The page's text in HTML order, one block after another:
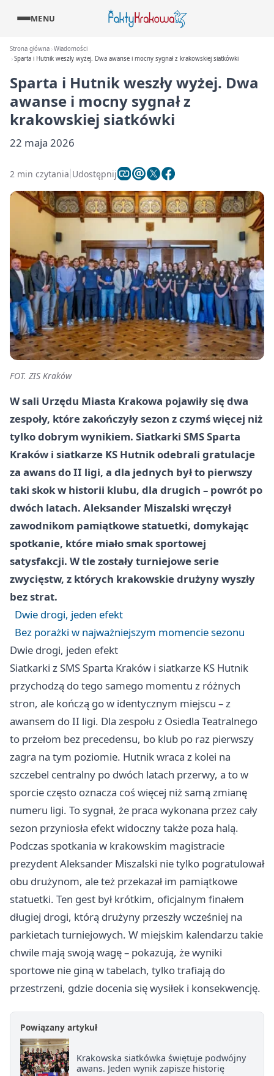
MENU
Strona główna Wiadomości
Sparta i Hutnik weszły wyżej. Dwa awanse i mocny sygnał z krakowskiej siatkówki
Sparta i Hutnik weszły wyżej. Dwa
awanse i mocny sygnał z
krakowskiej siatkówki
22 maja 2026
2 min czytania Udostępnij
FOT. ZIS Kraków
W sali Urzędu Miasta Krakowa pojawiły się dwa
zespoły, które zakończyły sezon z czymś więcej niż
tylko dobrym wynikiem. Siatkarki SMS Sparta
Kraków i siatkarze KS Hutnik odebrali gratulacje
za awans do II ligi, a dla jednych był to pierwszy
taki skok w historii klubu, dla drugich – powrót po
dwóch latach. Aleksander Miszalski wręczył
zawodnikom pamiątkowe statuetki, domykając
spotkanie, które miało smak sportowej
satysfakcji. W tle zostały turniejowe serie
zwycięstw, z których krakowskie drużyny wyszły
bez strat.
Dwie drogi, jeden efekt
Bez porażki w najważniejszym momencie sezonu
Dwie drogi, jeden efekt
Siatkarki z SMS Sparta Kraków i siatkarze KS Hutnik
przychodzą do tego samego momentu z różnych
stron, ale kończą go w identycznym miejscu – z
awansem do II ligi. Dla zespołu z Osiedla Teatralnego
to przełom bez precedensu, bo klub po raz pierwszy
zagra na tym poziomie. Hutnik wraca z kolei na
szczebel centralny po dwóch latach przerwy, a to w
sporcie często oznacza coś więcej niż samą zmianę
numeru ligi. To sygnał, że praca wykonana przez cały
sezon przyniosła efekt widoczny także poza halą.
Podczas spotkania w krakowskim magistracie
prezydent Aleksander Miszalski nie tylko pogratulował
obu drużynom, ale też przekazał im pamiątkowe
statuetki. Ten gest był krótkim, oficjalnym finałem
długiej drogi, którą drużyny przeszły wcześniej na
parkietach turniejowych. W miejskim kalendarzu takie
chwile mają swoją wagę – pokazują, że wyniki
sportowe nie giną w tabelach, tylko trafiają do
przestrzeni, gdzie docenia się wysiłek i konsekwencję.
Powiązany artykuł
Krakowska siatkówka świętuje podwójny
awans. Jeden wynik zapisze historię